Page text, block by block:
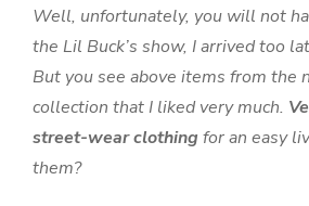
Well, unfortunately, you will not
the Lil Buck’s show, I arrived too
But you see above items from the
collection that I liked very much.
street-wear clothing for an easy
them?